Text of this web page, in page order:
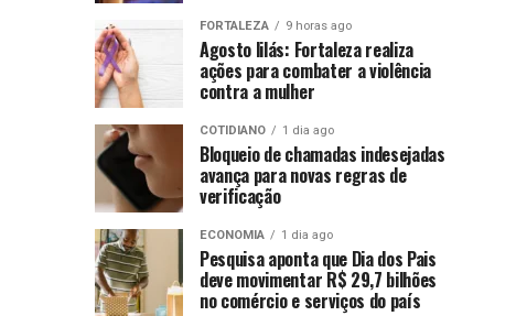
FORTALEZA 9 horas ago
Agosto lilás: Fortaleza realiza
ações para combater a violência
contra a mulher
COTIDIANO 1 dia ago
Bloqueio de chamadas indesejadas
avança para novas regras de
verificação
ECONOMIA 1 dia ago
Pesquisa aponta que Dia dos Pais
deve movimentar R$ 29,7 bilhões
no comércio e serviços do país